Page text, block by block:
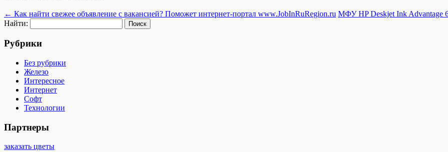
← Как найти свежее объявление с вакансией? Поможет интернет-портал www.JobInRuRegion.ru МФУ HP Deskjet Ink Advantage
Найти:
Рубрики
Без рубрики
Железо
Интересное
Интернет
Софт
Технологии
Партнеры
заказать цветы